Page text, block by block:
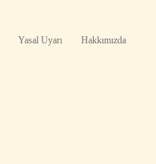
Yasal Uyarı Hakkımızda